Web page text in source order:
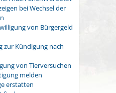
bei Wechsel der
von Bürgergeld
zur Kündigung nach
von Tierversuchen
melden
erstatten